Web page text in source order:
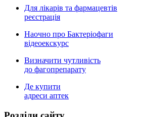
Для лікарів та фармацевтів
реєстрація
Наочно про Бактеріофаги
відеоекскурс
Визначити чутливість
до фагопрепарату
Де купити
адреси аптек